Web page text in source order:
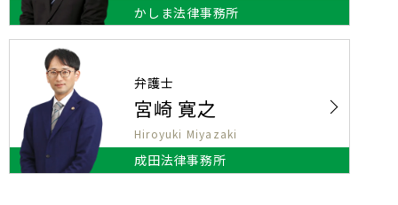
かしま法律事務所
成田法律事務所
弁護士
宮崎 寛之
Hiroyuki Miyazaki